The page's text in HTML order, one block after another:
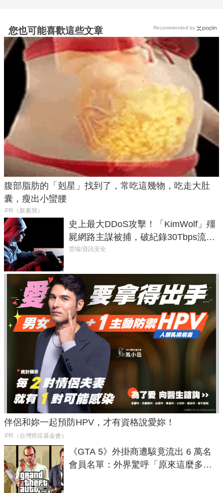
您也可能喜歡這些文章
腹部脂肪的「剋星」找到了，常吃這幾物，吃走大肚
囊，瘦出小蠻腰
PR（新素簡）
史上最大DDoS攻擊！「KimWolf」殭
屍網路主謀被捕，破紀錄30Tbps流量
癱瘓全球！
雲端/資訊安全
伴侶和妳一起預防HPV，才有資格說愛妳！
PR（台灣癌症基金會）
《GTA 5》外掛商遭駭竟流出 6 萬名
會員名單：外界驚呼「原來這麼多人
Recommended by